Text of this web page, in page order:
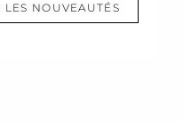
LES NOUVEAUTÉS